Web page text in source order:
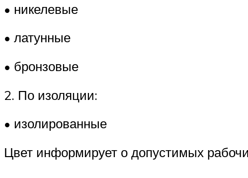
• никелевые
• латунные
• бронзовые
2. По изоляции:
• изолированные
Цвет информирует о допустимых